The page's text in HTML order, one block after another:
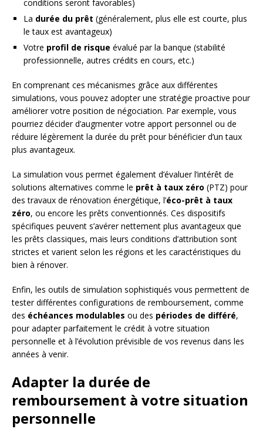
conditions seront favorables)
La durée du prêt (généralement, plus elle est courte, plus
le taux est avantageux)
Votre profil de risque évalué par la banque (stabilité
professionnelle, autres crédits en cours, etc.)
En comprenant ces mécanismes grâce aux différentes
simulations, vous pouvez adopter une stratégie proactive pour
améliorer votre position de négociation. Par exemple, vous
pourriez décider d’augmenter votre apport personnel ou de
réduire légèrement la durée du prêt pour bénéficier d’un taux
plus avantageux.
La simulation vous permet également d’évaluer l’intérêt de
solutions alternatives comme le prêt à taux zéro (PTZ) pour
des travaux de rénovation énergétique, l’éco-prêt à taux
zéro, ou encore les prêts conventionnés. Ces dispositifs
spécifiques peuvent s’avérer nettement plus avantageux que
les prêts classiques, mais leurs conditions d’attribution sont
strictes et varient selon les régions et les caractéristiques du
bien à rénover.
Enfin, les outils de simulation sophistiqués vous permettent de
tester différentes configurations de remboursement, comme
des échéances modulables ou des périodes de différé,
pour adapter parfaitement le crédit à votre situation
personnelle et à l’évolution prévisible de vos revenus dans les
années à venir.
Adapter la durée de
remboursement à votre situation
personnelle